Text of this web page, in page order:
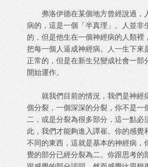
弗洛伊德在某個地方曾經說過，
病的，這是一個「半真理」。人並非
的，但是他生在一個神經病的人類裡
把每一個人逼成神經病。人一生下來
正常的，但是在新生兒變成社會一部
開始運作。
就我們目前的情況，我們是神經
個分裂，一個深深的分裂，你不是一
二，或是分裂為很多部分，這一點必
此，我們才能夠進入譚崔。你的感覺
不同的東西，這就是基本的神經病，
覺的部分已經分裂為二。你跟思考的